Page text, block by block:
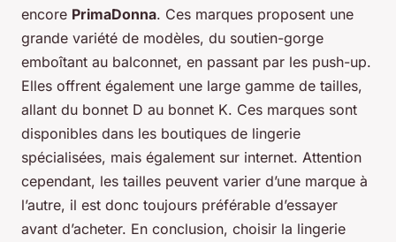
encore PrimaDonna. Ces marques proposent une
grande variété de modèles, du soutien-gorge
emboîtant au balconnet, en passant par les push-up.
Elles offrent également une large gamme de tailles,
allant du bonnet D au bonnet K. Ces marques sont
disponibles dans les boutiques de lingerie
spécialisées, mais également sur internet. Attention
cependant, les tailles peuvent varier d’une marque à
l’autre, il est donc toujours préférable d’essayer
avant d’acheter. En conclusion, choisir la lingerie